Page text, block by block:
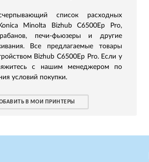
список расходных
Minolta Bizhub C6500Ep Pro,
печи-фьюзеры и другие
Все предлагаемые товары
Bizhub C6500Ep Pro. Если у
с нашим менеджером по
условий покупки.
В МОИ ПРИНТЕРЫ